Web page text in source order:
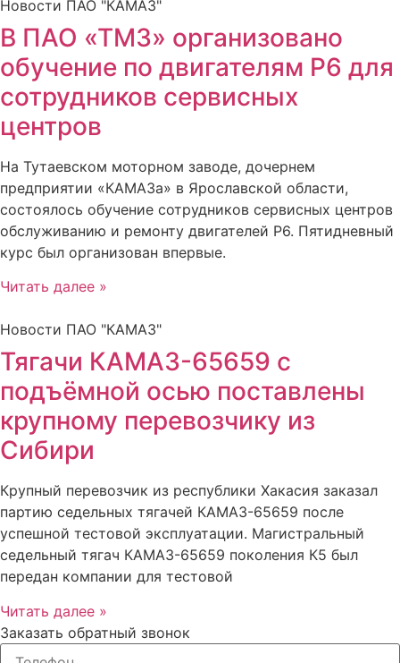
Новости ПАО "КАМАЗ"
В ПАО «ТМЗ» организовано
обучение по двигателям Р6 для
сотрудников сервисных
центров
На Тутаевском моторном заводе, дочернем
предприятии «КАМАЗа» в Ярославской области,
состоялось обучение сотрудников сервисных центров
обслуживанию и ремонту двигателей Р6. Пятидневный
курс был организован впервые.
Читать далее »
Новости ПАО "КАМАЗ"
Тягачи КАМАЗ-65659 с
подъёмной осью поставлены
крупному перевозчику из
Сибири
Крупный перевозчик из республики Хакасия заказал
партию седельных тягачей КАМАЗ-65659 после
успешной тестовой эксплуатации. Магистральный
седельный тягач КАМАЗ-65659 поколения К5 был
передан компании для тестовой
Читать далее »
Заказать обратный звонок